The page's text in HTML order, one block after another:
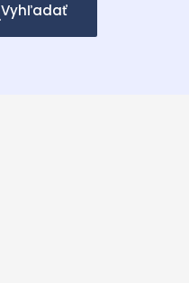
Vyhľadať